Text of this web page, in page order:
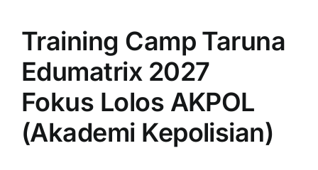
Training Camp Taruna
Edumatrix 2027
Fokus Lolos AKPOL
(Akademi Kepolisian)